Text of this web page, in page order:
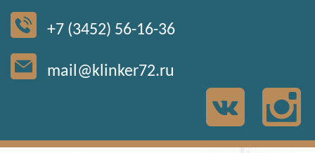
+7 (3452) 56-16-36
mail@klinker72.ru